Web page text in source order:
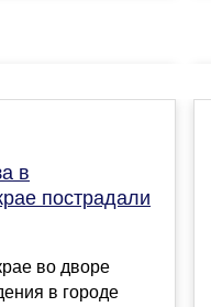
в
пострадали
во дворе
в городе